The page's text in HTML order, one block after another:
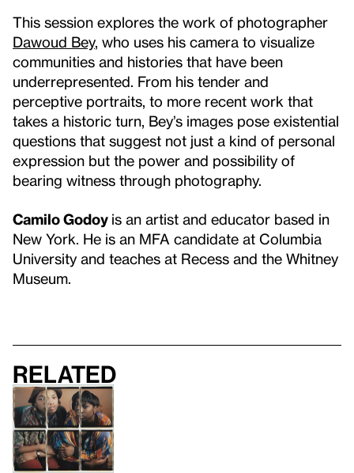
This session explores the work of photographer
Dawoud Bey, who uses his camera to visualize
communities and histories that have been
underrepresented. From his tender and
perceptive portraits, to more recent work that
takes a historic turn, Bey’s images pose existential
questions that suggest not just a kind of personal
expression but the power and possibility of
bearing witness through photography.
Camilo Godoy is an artist and educator based in
New York. He is an MFA candidate at Columbia
University and teaches at Recess and the Whitney
Museum.
Related